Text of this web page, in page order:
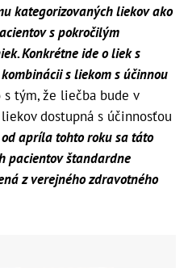
kategorizovaných liekov ako
s pokročilým
Konkrétne ide o liek s
s liekom s účinnou
tým, že liečba bude v
dostupná s účinnosťou
apríla tohto roku sa táto
pacientov štandardne
z verejného zdravotného